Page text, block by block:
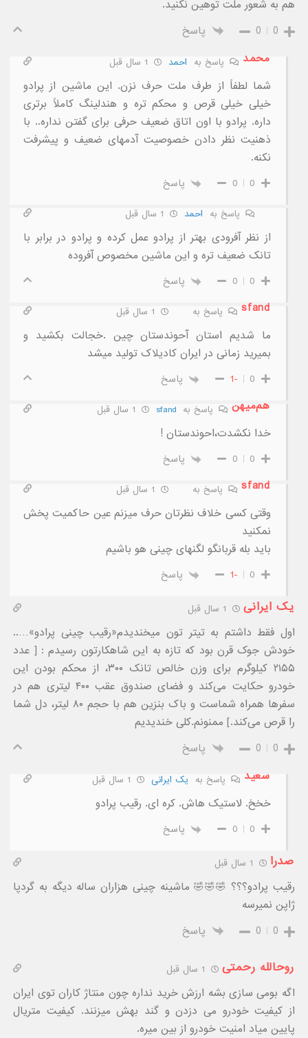
هم به شعور ملت توهین نکنید.
0
0
پاسخ
محمد
پاسخ به احمد
شما لطفاً از طرف ملت حرف نزن. این ماشین از پرادو
خیلی خیلی قرص و محکم تره و هندلینگ کاملاً برتری
داره. پرادو با اون اتاق ضعیف حرفی برای گفتن نداره.. با
ذهنیت نظر دادن خصوصیت آدمهای ضعیف و پیشرفت
نکنه.
0
0 پاسخ
پاسخ به احمد
از نظر آفرودی بهتر از پرادو عمل کرده و پرادو در برابر با
تانک ضعیف تره و این ماشین مخصوص آفروده
0
0 پاسخ
sfand پاسخ به
ما شدیم استان آحوندستان چین .خجالت بکشید و
بمیرید زمانی در ایران کادیلاک تولید میشد
0
-1 پاسخ
هم‌میهن پاسخ بهsfand
خدا نکشدت،احوندستان !
0
0 پاسخ
sfand پاسخ به
وقتی کسی خلاف نظرتان حرف میزنم عین حاکمیت پخش
نمکنید
باید بله قربانگو لگنهای چینی هو باشیم
0
-1 پاسخ
یک ایرانی
اول فقط داشتم به تیتر تون میخندیدم«رقیب چینی پرادو»…..
خودش جوک قرن بود که تازه به این شاهکارتون رسیدم : [ عدد
۲۱۵۵ کیلوگرم برای وزن خالص تانک ۳۰۰، از محکم بودن این
خودرو حکایت می‌کند و فضای صندوق عقب ۴۰۰ لیتری هم در
سفرها همراه شماست و باک بنزین هم با حجم ۸۰ لیتر، دل شما
را قرص می‌کند.] ممنونم.کلی خندیدیم
0
0
پاسخ
سعید
پاسخ به یک ایرانی
خخخ. لاستیک هاش. کره ای. رقیب پرادو
0
0 پاسخ
صدرا
رقیب پرادو؟؟؟ 🤣🤣🤣 ماشینه چینی هزاران ساله دیگه به گردپا
ژاپن نمیرسه
0
0 پاسخ
روحالله رحمتی
اگه بومی سازی بشه ارزش خرید نداره چون منتاژ کاران توی ایران
از کیفیت خودرو می دزدن و گند بهش میزنند. کیفیت متریال
پایین میاد امنیت خودرو از بین میره.